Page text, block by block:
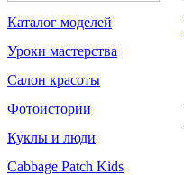
Каталог моделей
Уроки мастерства
Салон красоты
Фотоистории
Куклы и люди
Cabbage Patch Kids